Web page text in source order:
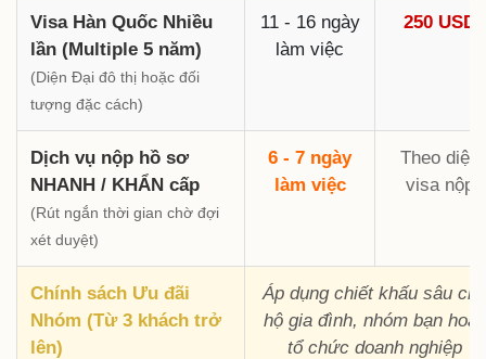
Visa Hàn Quốc Nhiều
lần (Multiple 5 năm)
(Diện Đại đô thị hoặc đối
tượng đặc cách)
11 - 16 ngày
làm việc
250 USD
Dịch vụ nộp hồ sơ
NHANH / KHẨN cấp
(Rút ngắn thời gian chờ đợi
xét duyệt)
6 - 7 ngày
làm việc
Theo diện
visa nộp
Chính sách Ưu đãi
Nhóm (Từ 3 khách trở
lên)
Áp dụng chiết khấu sâu cho
hộ gia đình, nhóm bạn hoặc
tổ chức doanh nghiệp